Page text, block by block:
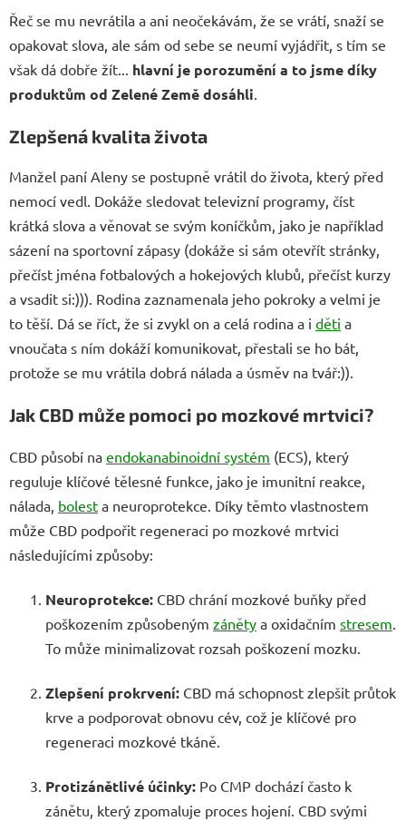
Řeč se mu nevrátila a ani neočekávám, že se vrátí, snaží se
opakovat slova, ale sám od sebe se neumí vyjádřit, s tím se
však dá dobře žít... hlavní je porozumění a to jsme díky
produktům od Zelené Země dosáhli.
Zlepšená kvalita života
Manžel paní Aleny se postupně vrátil do života, který před
nemocí vedl. Dokáže sledovat televizní programy, číst
krátká slova a věnovat se svým koníčkům, jako je například
sázení na sportovní zápasy (dokáže si sám otevřít stránky,
přečíst jména fotbalových a hokejových klubů, přečíst kurzy
a vsadit si:))). Rodina zaznamenala jeho pokroky a velmi je
to těší. Dá se říct, že si zvykl on a celá rodina a i děti a
vnoučata s ním dokáží komunikovat, přestali se ho bát,
protože se mu vrátila dobrá nálada a úsměv na tvář:)).
Jak CBD může pomoci po mozkové mrtvici?
CBD působí na endokanabinoidní systém (ECS), který
reguluje klíčové tělesné funkce, jako je imunitní reakce,
nálada, bolest a neuroprotekce. Díky těmto vlastnostem
může CBD podpořit regeneraci po mozkové mrtvici
následujícími způsoby:
Neuroprotekce: CBD chrání mozkové buňky před
poškozením způsobeným záněty a oxidačním stresem.
To může minimalizovat rozsah poškození mozku.
Zlepšení prokrvení: CBD má schopnost zlepšit průtok
krve a podporovat obnovu cév, což je klíčové pro
regeneraci mozkové tkáně.
Protizánětlivé účinky: Po CMP dochází často k
zánětu, který zpomaluje proces hojení. CBD svými